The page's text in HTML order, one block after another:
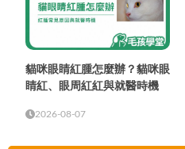
貓咪眼睛紅腫怎麼辦？貓咪眼
睛紅、眼周紅紅與就醫時機
2026-08-07